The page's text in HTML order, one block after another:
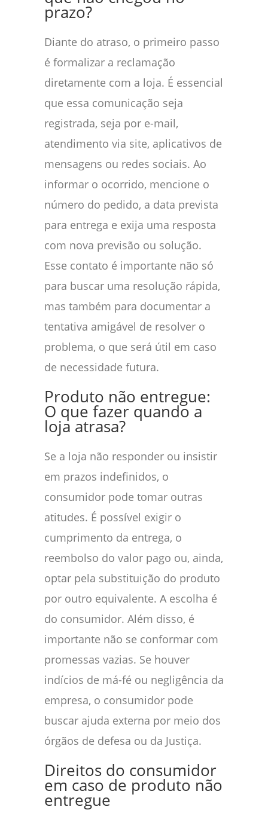
prazo?
Diante do atraso, o primeiro passo
é formalizar a reclamação
diretamente com a loja. É essencial
que essa comunicação seja
registrada, seja por e-mail,
atendimento via site, aplicativos de
mensagens ou redes sociais. Ao
informar o ocorrido, mencione o
número do pedido, a data prevista
para entrega e exija uma resposta
com nova previsão ou solução.
Esse contato é importante não só
para buscar uma resolução rápida,
mas também para documentar a
tentativa amigável de resolver o
problema, o que será útil em caso
de necessidade futura.
Produto não entregue:
O que fazer quando a
loja atrasa?
Se a loja não responder ou insistir
em prazos indefinidos, o
consumidor pode tomar outras
atitudes. É possível exigir o
cumprimento da entrega, o
reembolso do valor pago ou, ainda,
optar pela substituição do produto
por outro equivalente. A escolha é
do consumidor. Além disso, é
importante não se conformar com
promessas vazias. Se houver
indícios de má-fé ou negligência da
empresa, o consumidor pode
buscar ajuda externa por meio dos
órgãos de defesa ou da Justiça.
Direitos do consumidor
em caso de produto não
entregue